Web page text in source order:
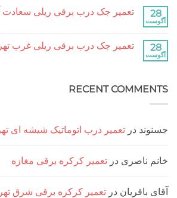
آباد
برای
تعمیر
جک
درب
ریلی
جنت
آباد
ثبت
نشده
تعمیر جک درب برقی ریلی سعادت آباد
هیچ
برای
تعمیر
جک
درب
سعادت
آباد
ثبت
نشده
تعمیر جک درب برقی ریلی غرب تهران
هیچ
جک
برقی
تهران
RECENT
درتعمیر درب اتوماتیک شیشه ای تهرانپارس
درتعمیر کرکره برقی مغازه
درتعمیر کرکره برقی شرق تهران